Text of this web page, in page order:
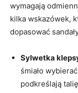
wymagają
kilka wskazówek,
dopasować
Sylwetka
śmiało
podkreślają